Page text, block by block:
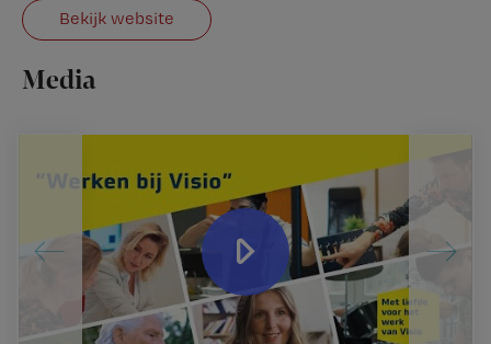
Bekijk website
Media